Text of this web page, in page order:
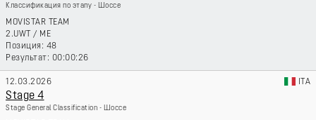
Классификация по этапу - Шоссе
MOVISTAR TEAM
2.UWT / ME
48
00:00:26
12.03.2026 ITA
Stage 4
Stage General Classification - Шоссе